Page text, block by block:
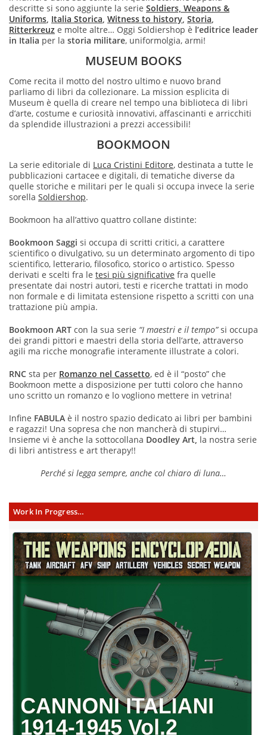
descritte si sono aggiunte la serie Soldiers, Weapons &
Uniforms, Italia Storica, Witness to history, Storia,
Ritterkreuz e molte altre… Oggi Soldiershop è l’editrice leader
in Italia per la storia militare, uniformolgia, armi!
MUSEUM BOOKS
Come recita il motto del nostro ultimo e nuovo brand
parliamo di libri da collezionare. La mission esplicita di
Museum è quella di creare nel tempo una biblioteca di libri
d’arte, costume e curiosità innovativi, affascinanti e arricchiti
da splendide illustrazioni a prezzi accessibili!
BOOKMOON
La serie editoriale di Luca Cristini Editore, destinata a tutte le
pubblicazioni cartacee e digitali, di tematiche diverse da
quelle storiche e militari per le quali si occupa invece la serie
sorella Soldiershop.
Bookmoon ha all’attivo quattro collane distinte:
Bookmoon Saggi si occupa di scritti critici, a carattere
scientifico o divulgativo, su un determinato argomento di tipo
scientifico, letterario, filosofico, storico o artistico. Spesso
derivati e scelti fra le tesi più significative fra quelle
presentate dai nostri autori, testi e ricerche trattati in modo
non formale e di limitata estensione rispetto a scritti con una
trattazione più ampia.
Bookmoon ART con la sua serie “I maestri e il tempo”si occupa
dei grandi pittori e maestri della storia dell’arte, attraverso
agili ma ricche monografie interamente illustrate a colori.
RNC sta per Romanzo nel Cassetto, ed è il “posto” che
Bookmoon mette a disposizione per tutti coloro che hanno
uno scritto un romanzo e lo vogliono mettere in vetrina!
Infine FABULA è il nostro spazio dedicato ai libri per bambini
e ragazzi! Una sopresa che non mancherà di stupirvi…
Insieme vi è anche la sottocollana Doodley Art, la nostra serie
di libri antistress e art therapy!!
Perché si legga sempre, anche col chiaro di luna…
Work In Progress…